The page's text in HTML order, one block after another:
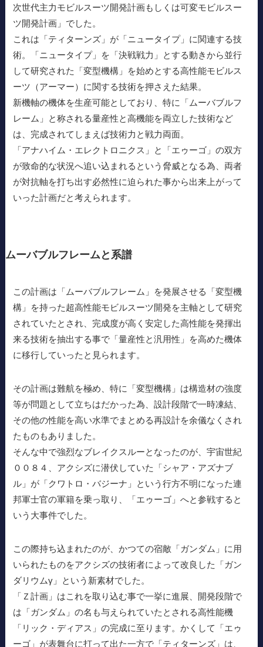
次世代主力モビルスーツ開発計画もしくは可変モビルスー
ツ開発計画」でした。
これは「ティターンズ」が「ニュータイプ」に関連する技
術。「ニュータイプ」を「決戦戦力」とする動きから並行
して研究された「変型機構」を始めとする高性能モビルス
ーツ（アーマー）に関する技術を押さえた結果。
新機軸の機体を生産可能としており、特に「ムーバブルフ
レーム」と称される量産性と高機能を両立した技術など
は、完成されてしまえば技術力と戦力両面。
「アナハイム・エレクトロニクス」と「エゥーゴ」の双方
が致命的な状況へ追い込まれるという脅威となる為、両者
が対抗軸を打ち出す必然性に迫られた事から出来上がって
いった計画だと考えられます。
ムーバブルフレームと系譜
この計画は「ムーバブルフレーム」を発展させる「変型機
構」を持った超高性能モビルスーツ開発を主軸として研究
されていたとされ、完成度が高く安定した高性能を発揮出
来る技術を抽出する事で「量産性と汎用性」を高めた機体
に移行していったと見られます。
その計画は難航を極め、特に「変型機構」は構造材の強度
等が問題として立ちはだかった為、設計段階で一時凍結、
その他の性能を高い水準でまとめる再設計を余儀なくされ
たものもありました。
そんな中で強烈なブレイクスルーとなったのが、宇宙世紀
００８４、アクシズに潜伏していた「シャア・アズナブ
ル」が「クワトロ・バジーナ」という行方不明になった連
邦軍士官の軍籍を乗っ取り、「エゥーゴ」へと参戦すると
いう大事件でした。
この際持ち込まれたのが、かつての宿敵「ガンダム」に用
いられたものをアクシズの技術者によって改良した「ガン
ダリウムγ」という新素材でした。
「Ｚ計画」はこれを取り込む事で一挙に進展、開発段階で
は「ガンダム」の名も与えられていたとされる高性能機
「リック・ディアス」の完成に至ります。かくして「エゥ
ーゴ」が表舞台に打って出た一方で「ティターンズ」は、